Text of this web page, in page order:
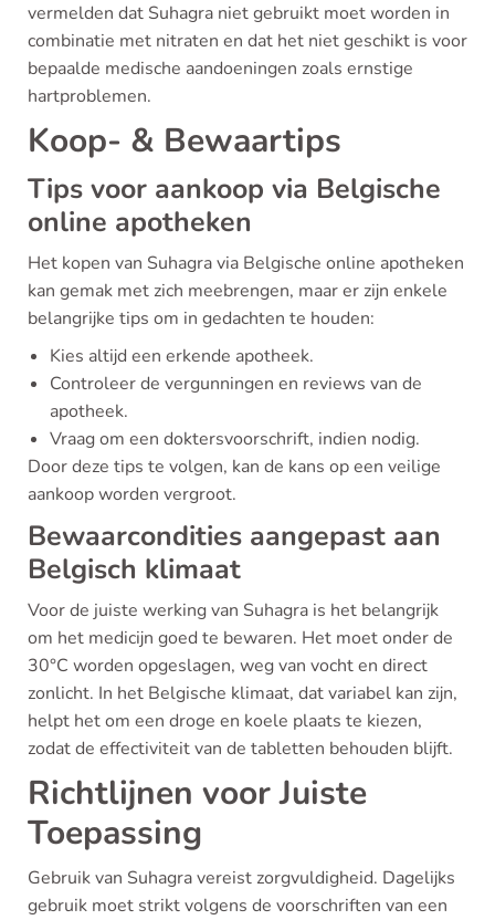
vermelden dat Suhagra niet gebruikt moet worden in
combinatie met nitraten en dat het niet geschikt is voor
bepaalde medische aandoeningen zoals ernstige
hartproblemen.
Koop- & Bewaartips
Tips voor aankoop via Belgische
online apotheken
Het kopen van Suhagra via Belgische online apotheken
kan gemak met zich meebrengen, maar er zijn enkele
belangrijke tips om in gedachten te houden:
Kies altijd een erkende apotheek.
Controleer de vergunningen en reviews van de
apotheek.
Vraag om een doktersvoorschrift, indien nodig.
Door deze tips te volgen, kan de kans op een veilige
aankoop worden vergroot.
Bewaarcondities aangepast aan
Belgisch klimaat
Voor de juiste werking van Suhagra is het belangrijk
om het medicijn goed te bewaren. Het moet onder de
30°C worden opgeslagen, weg van vocht en direct
zonlicht. In het Belgische klimaat, dat variabel kan zijn,
helpt het om een droge en koele plaats te kiezen,
zodat de effectiviteit van de tabletten behouden blijft.
Richtlijnen voor Juiste
Toepassing
Gebruik van Suhagra vereist zorgvuldigheid. Dagelijks
gebruik moet strikt volgens de voorschriften van een